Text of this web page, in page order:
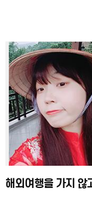
해외여행을 가지 않